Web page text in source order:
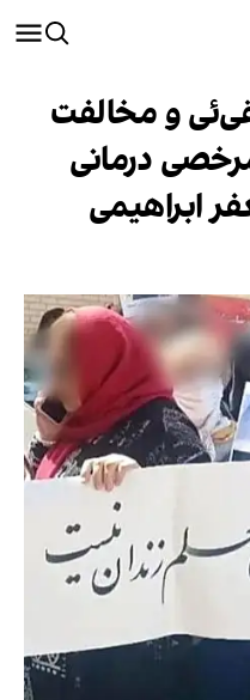
و مخالفت
درمانی
ابراهیمی